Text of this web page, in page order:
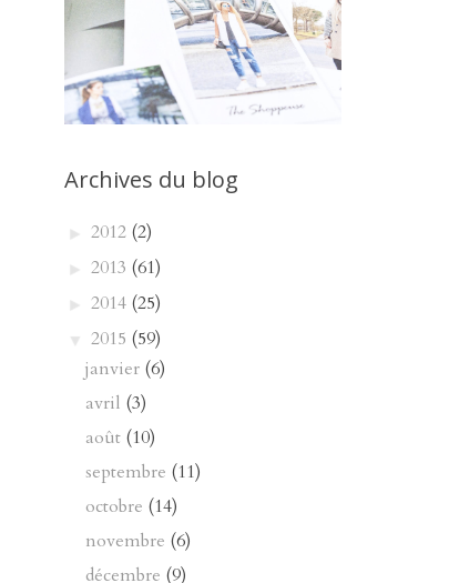
Archives du blog
► 2012 (2)
► 2013 (61)
► 2014 (25)
▼ 2015 (59)
janvier (6)
avril (3)
août (10)
septembre (11)
octobre (14)
novembre (6)
décembre (9)